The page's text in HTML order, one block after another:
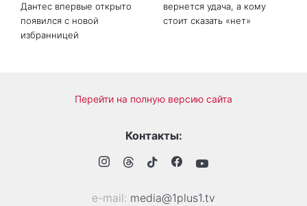
Дантес впервые открыто
появился с новой
избранницей
вернется удача, а кому
стоит сказать «нет»
Перейти на полную версию сайта
Контакты:
е-mail: media@1plus1.tv